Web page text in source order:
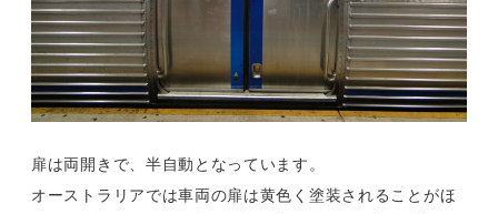
扉は両開きで、半自動となっています。
オーストラリアでは車両の扉は黄色く塗装されることがほ